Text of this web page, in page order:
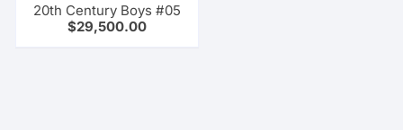
20th Century Boys #05
$29,500.00